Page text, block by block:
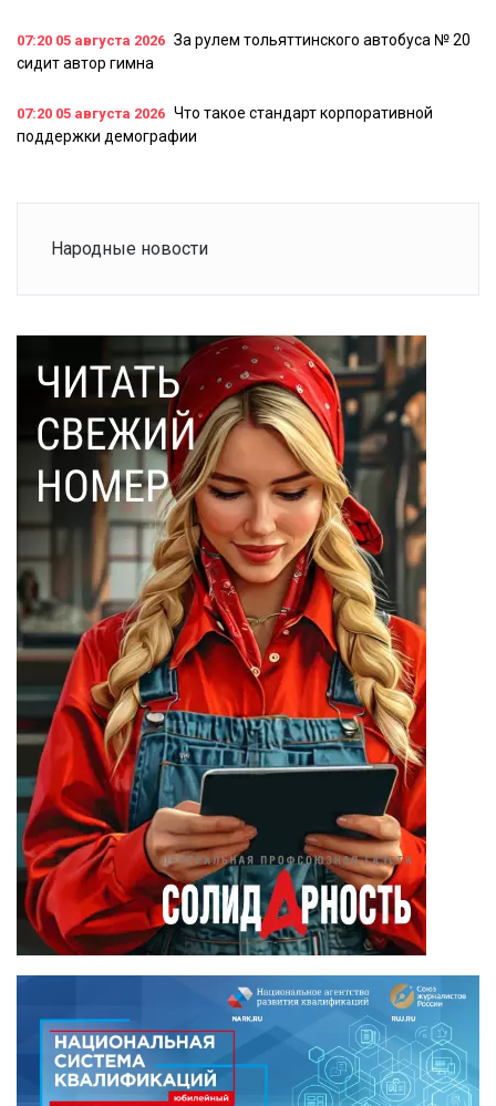
07:20 05 августа 2026 За рулем тольяттинского автобуса № 20
сидит автор гимна
07:20 05 августа 2026 Что такое стандарт корпоративной
поддержки демографии
Народные новости